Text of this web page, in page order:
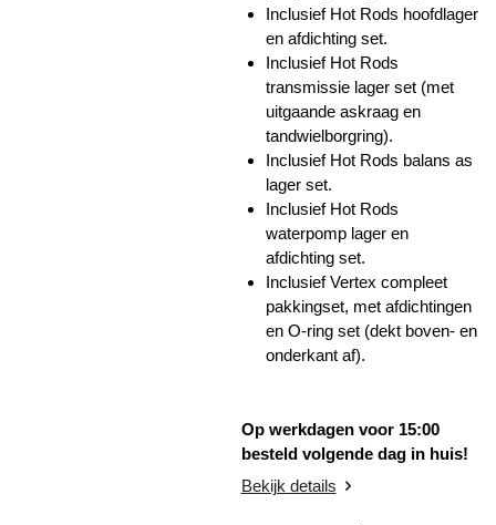
Inclusief Hot Rods hoofdlager
en afdichting set.
Inclusief Hot Rods
transmissie lager set (met
uitgaande askraag en
tandwielborgring).
Inclusief Hot Rods balans as
lager set.
Inclusief Hot Rods
waterpomp lager en
afdichting set.
Inclusief Vertex compleet
pakkingset, met afdichtingen
en O-ring set (dekt boven- en
onderkant af).
Op werkdagen voor 15:00
besteld volgende dag in huis!
Bekijk details